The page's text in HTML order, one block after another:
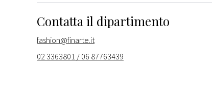
Contatta il dipartimento
fashion@finarte.it
02 3363801 / 06 87763439